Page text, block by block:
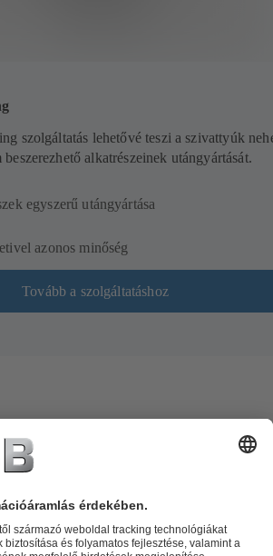
szolgáltatás lehetővé teszi a szivattyúk
alkatrészeinek utángyártását.
egyszerű utángyártása
azonos minőség
Tovább a szolgáltatáshoz